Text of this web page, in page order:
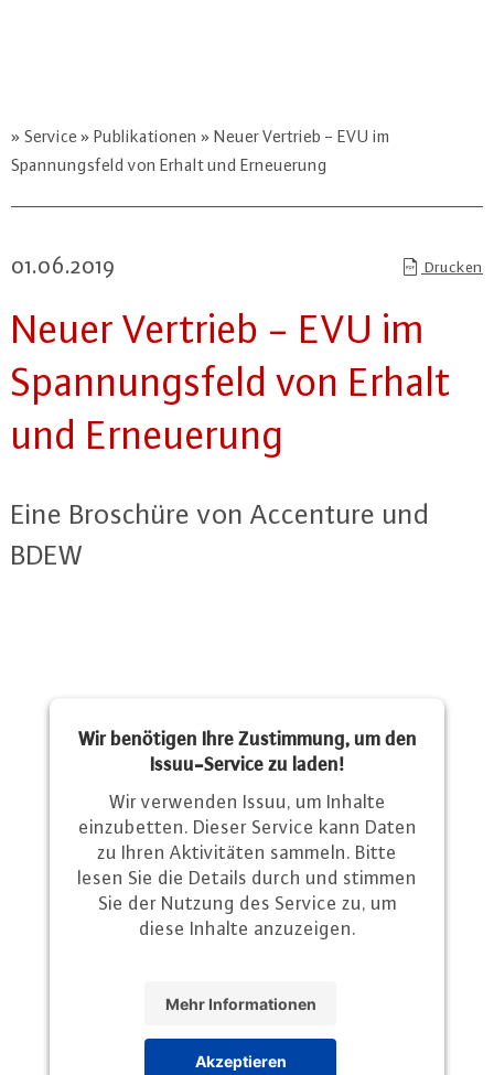
Service Publikationen
Neuer Vertrieb - EVU im
Spannungsfeld von Erhalt und Erneuerung
01.06.2019 Drucken
Neuer Vertrieb - EVU im
Span­nungs­feld von Erhalt
und Er­neue­rung
Eine Broschüre von Accenture und
BDEW
Wir benötigen Ihre Zustimmung, um den
Issuu-Service zu laden!
Wir verwenden Issuu, um Inhalte
einzubetten. Dieser Service kann Daten
zu Ihren Aktivitäten sammeln. Bitte
lesen Sie die Details durch und stimmen
Sie der Nutzung des Service zu, um
diese Inhalte anzuzeigen.
Mehr Informationen
Akzeptieren